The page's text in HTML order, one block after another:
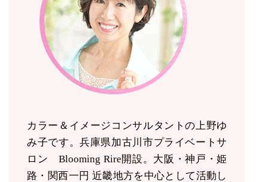
カラー＆イメージコンサルタントの上野ゆ
み子です。兵庫県加古川市プライベートサ
ロン Blooming Rire開設。 大阪・神戸・姫
路・関西一円 近畿地方を中心として活動し